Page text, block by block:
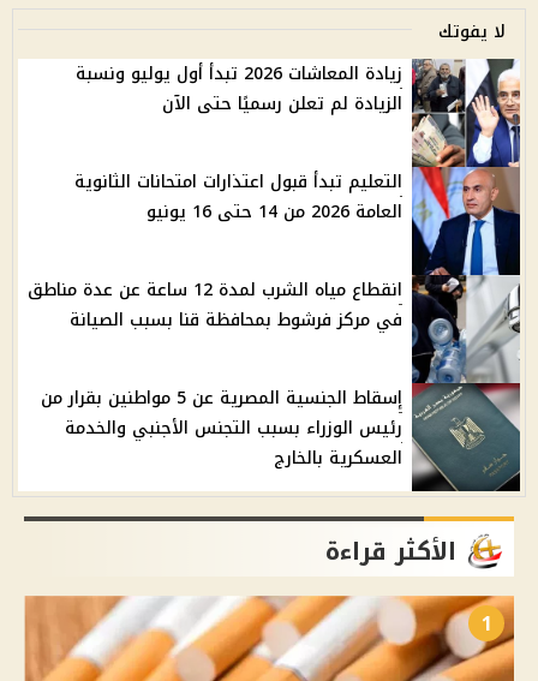
لا يفوتك
زيادة المعاشات 2026 تبدأ أول يوليو ونسبة
الزيادة لم تعلن رسميًا حتى الآن
التعليم تبدأ قبول اعتذارات امتحانات الثانوية
العامة 2026 من 14 حتى 16 يونيو
انقطاع مياه الشرب لمدة 12 ساعة عن عدة مناطق
في مركز فرشوط بمحافظة قنا بسبب الصيانة
إسقاط الجنسية المصرية عن 5 مواطنين بقرار من
رئيس الوزراء بسبب التجنس الأجنبي والخدمة
العسكرية بالخارج
الأكثر قراءة
1